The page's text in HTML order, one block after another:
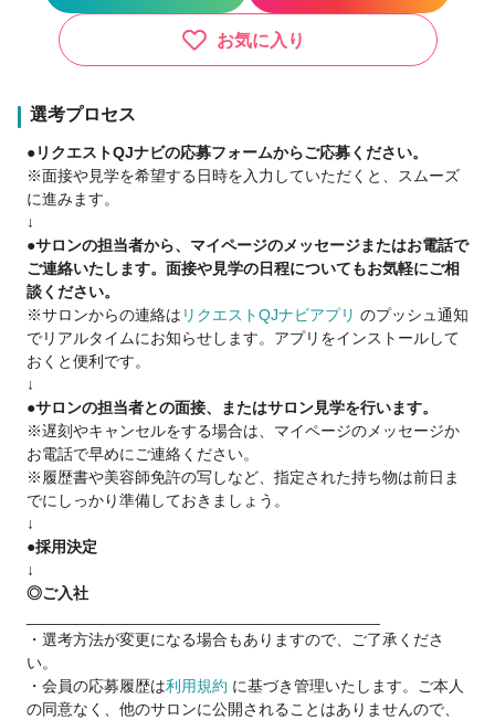
お気に入り
選考プロセス
●リクエストQJナビの応募フォームからご応募ください。
※面接や見学を希望する日時を入力していただくと、スムーズ
に進みます。
↓
●サロンの担当者から、マイページのメッセージまたはお電話で
ご連絡いたします。面接や見学の日程についてもお気軽にご相
談ください。
※サロンからの連絡は リクエストQJナビアプリ のプッシュ通知
でリアルタイムにお知らせします。アプリをインストールして
おくと便利です。
↓
●サロンの担当者との面接、またはサロン見学を行います。
※遅刻やキャンセルをする場合は、マイページのメッセージか
お電話で早めにご連絡ください。
※履歴書や美容師免許の写しなど、指定された持ち物は前日ま
でにしっかり準備しておきましょう。
↓
●採用決定
↓
◎ご入社
・選考方法が変更になる場合もありますので、ご了承くださ
い。
・会員の応募履歴は利用規約 に基づき管理いたします。ご本人
の同意なく、他のサロンに公開されることはありませんので、